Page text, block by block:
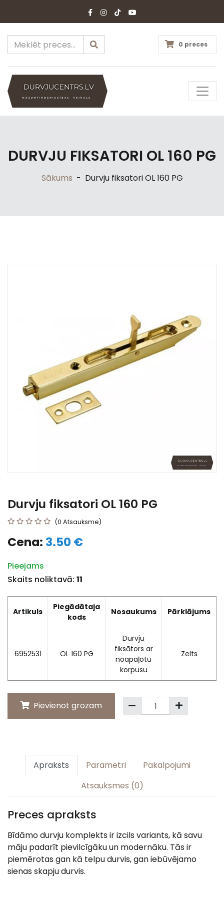
0 preces
DURVJU FIKSATORI OL 160 PG
Sākums - Durvju fiksatori OL 160 PG
Durvju fiksatori OL 160 PG
(0 Atsauksme)
Cena: 3.50 €
Pieejams
Skaits noliktavā: 11
Artikuls
Piegādātaja
kods
Nosaukums Pārklājums
6952531 OL 160 PG
Durvju
fiksātors ar
noapaļotu
korpusu
Zelts
Pievienot grozam
Apraksts Parametri
Pakalpojumi
Atsauksmes (0)
Preces apraksts
Bīdāmo durvju komplekts ir izcils variants, kā savu
māju padarīt pievilcīgāku un modernāku. Tās ir
piemērotas gan kā telpu durvis, gan iebūvējamo
sienas skapju durvis.